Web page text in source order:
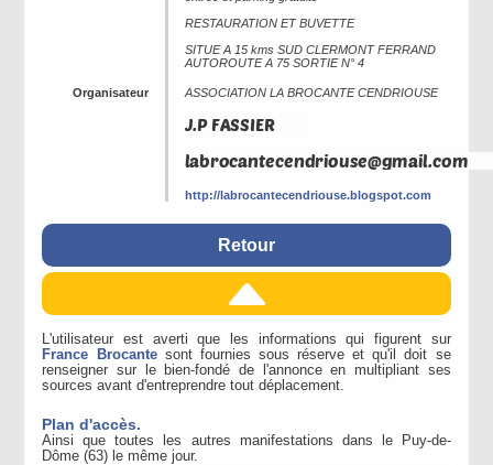
RESTAURATION ET BUVETTE
SITUE A 15 kms SUD CLERMONT FERRAND
AUTOROUTE A 75 SORTIE N° 4
Organisateur ASSOCIATION LA BROCANTE CENDRIOUSE
http://labrocantecendriouse.blogspot.com
Retour
L'utilisateur est averti que les informations qui figurent sur
France Brocantesont fournies sous réserve et qu'il doit se
renseigner sur le bien-fondé de l'annonce en multipliant ses
sources avant d'entreprendre tout déplacement.
Plan d'accès.
Ainsi que toutes les autres manifestations dans le Puy-de-
Dôme (63) le même jour.